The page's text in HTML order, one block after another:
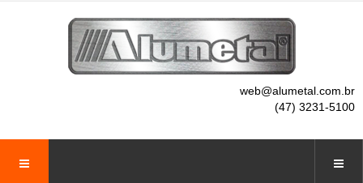
web@alumetal.com.br
(47) 3231-5100